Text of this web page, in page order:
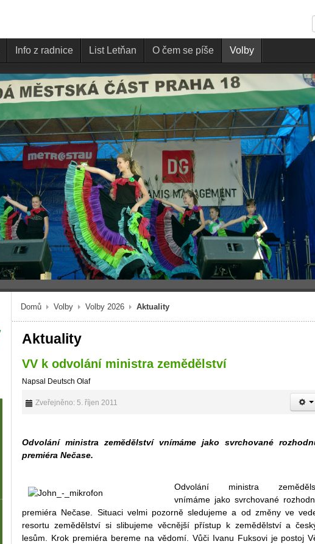
Info z radnice List Letňan O čem se píše Volby
Domů Volby Volby 2026 Aktuality
Aktuality
VV k odvolání ministra zemědělství
Napsal Deutsch Olaf
Zveřejněno: 5. říjen 2011
Odvolání ministra zemědělství vnímáme jako svrchované
premiéra Nečase.
Odvolání ministra
vnímáme jako svrchované
premiéra Nečase. Situaci velmi pozorně sledujeme a od změny ve
resortu zemědělství si slibujeme věcnější přístup k zemědělství a
lesům. Krok premiéra bereme na vědomí. Vůči Ivanu Fuksovi je postoj